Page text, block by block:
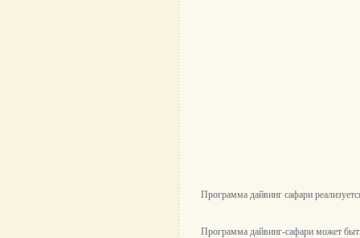
Программа дайвинг сафари
Программа дайвинг-сафари может